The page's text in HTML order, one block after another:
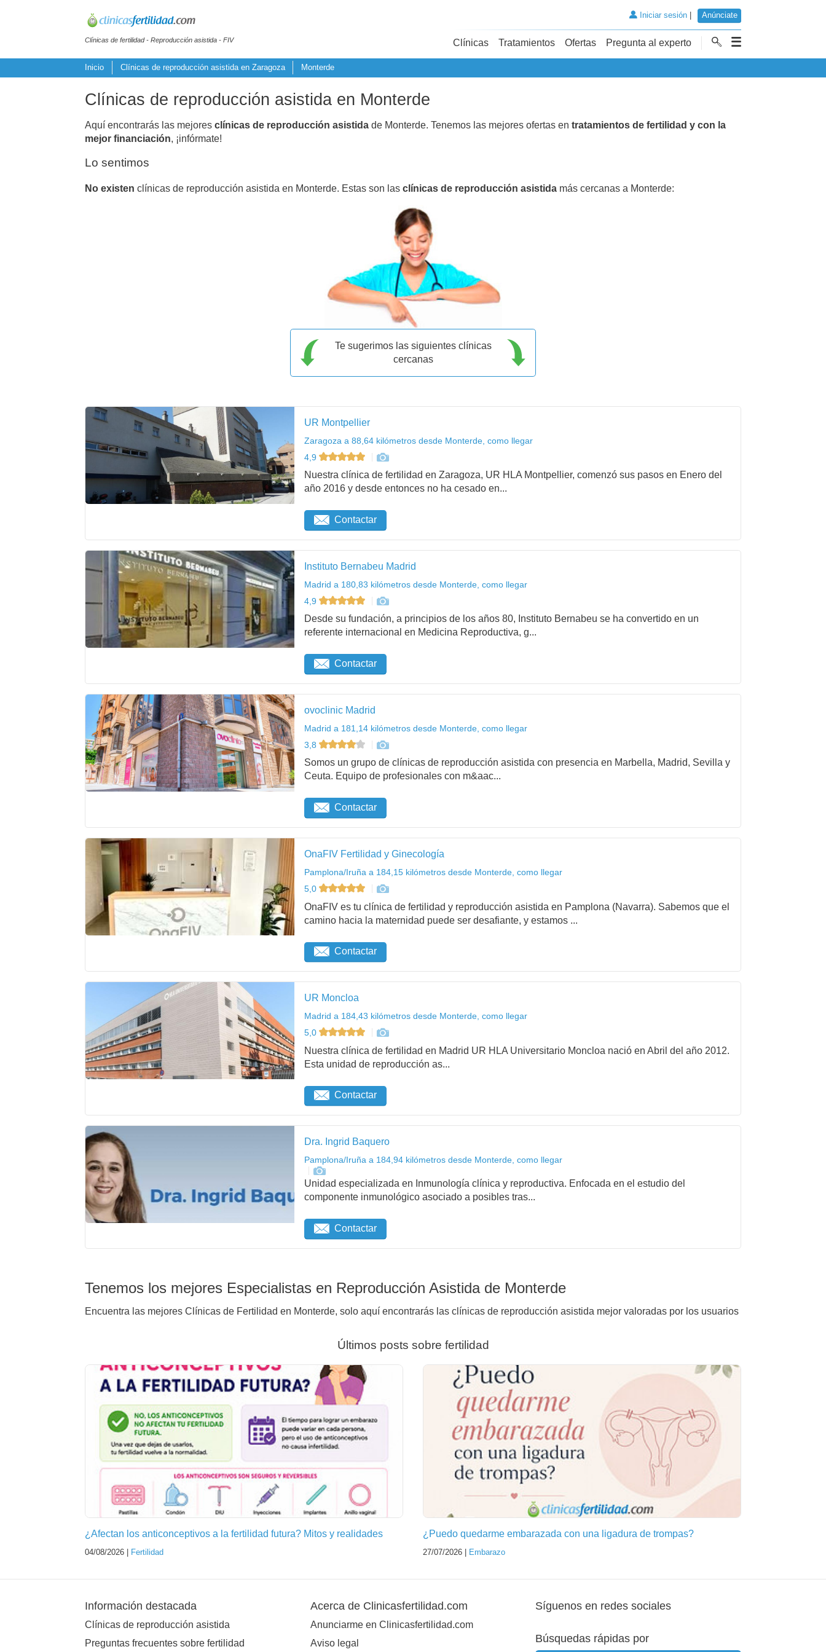
Clínicas de fertilidad - Reproducción asistida - FIV
Iniciar sesión| Anúnciate
Clínicas Tratamientos Ofertas Pregunta al experto
Inicio Clínicas de reproducción asistida en Zaragoza Monterde
Clínicas de reproducción asistida en Monterde
Aquí encontrarás las mejores clínicas de reproducción asistida de Monterde. Tenemos las mejores ofertas en tratamientos de fertilidad y con la
mejor financiación, ¡infórmate!
Lo sentimos
No existen clínicas de reproducción asistida en Monterde. Estas son las clínicas de reproducción asistida más cercanas a Monterde:
Te sugerimos las siguientes clínicas
cercanas
UR Montpellier
Zaragoza a 88,64 kilómetros desde Monterde, como llegar
4,9
Nuestra clínica de fertilidad en Zaragoza, UR HLA Montpellier, comenzó sus pasos en Enero del
año 2016 y desde entonces no ha cesado en...
Contactar
Instituto Bernabeu Madrid
Madrid a 180,83 kilómetros desde Monterde, como llegar
4,9
Desde su fundación, a principios de los años 80, Instituto Bernabeu se ha convertido en un
referente internacional en Medicina Reproductiva, g...
Contactar
ovoclinic Madrid
Madrid a 181,14 kilómetros desde Monterde, como llegar
3,8
Somos un grupo de clínicas de reproducción asistida con presencia en Marbella, Madrid, Sevilla y
Ceuta. Equipo de profesionales con m&aac...
Contactar
OnaFIV Fertilidad y Ginecología
Pamplona/Iruña a 184,15 kilómetros desde Monterde, como llegar
5,0
OnaFIV es tu clínica de fertilidad y reproducción asistida en Pamplona (Navarra). Sabemos que el
camino hacia la maternidad puede ser desafiante, y estamos ...
Contactar
UR Moncloa
Madrid a 184,43 kilómetros desde Monterde, como llegar
5,0
Nuestra clínica de fertilidad en Madrid UR HLA Universitario Moncloa nació en Abril del año 2012.
Esta unidad de reproducción as...
Contactar
Dra. Ingrid Baquero
Pamplona/Iruña a 184,94 kilómetros desde Monterde, como llegar
Unidad especializada en Inmunología clínica y reproductiva. Enfocada en el estudio del
componente inmunológico asociado a posibles tras...
Contactar
Tenemos los mejores Especialistas en Reproducción Asistida de Monterde
Encuentra las mejores Clínicas de Fertilidad en Monterde, solo aquí encontrarás las clínicas de reproducción asistida mejor valoradas por los usuarios
Últimos posts sobre fertilidad
¿Afectan los anticonceptivos a la fertilidad futura? Mitos y realidades
04/08/2026 | Fertilidad
¿Puedo quedarme embarazada con una ligadura de trompas?
27/07/2026 | Embarazo
Información destacada
Clínicas de reproducción asistida
Preguntas frecuentes sobre fertilidad
Acerca de Clinicasfertilidad.com
Anunciarme en Clinicasfertilidad.com
Aviso legal
Síguenos en redes sociales
Búsquedas rápidas por